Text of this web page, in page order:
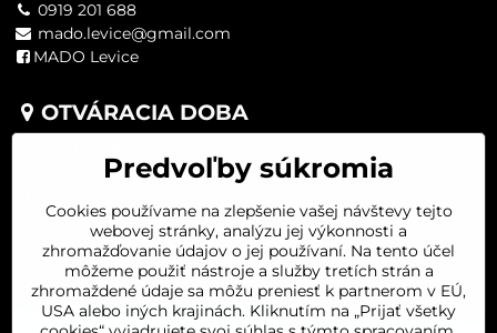
0919 201 688
mado.levice@gmail.com
MADO Levice
OTVÁRACIA DOBA
UTOROK 8:00-16:00
ŠTVRTOK 8:00-16:00
PIATOK 8:00-16:00
SOBOTA 8:00-11:30
Predvoľby súkromia
Cookies používame na zlepšenie vašej návštevy tejto
webovej stránky, analýzu jej výkonnosti a
zhromažďovanie údajov o jej používaní. Na tento účel
môžeme použiť nástroje a služby tretích strán a
zhromaždené údaje sa môžu preniesť k partnerom v EÚ,
USA alebo iných krajinách. Kliknutím na „Prijať všetky